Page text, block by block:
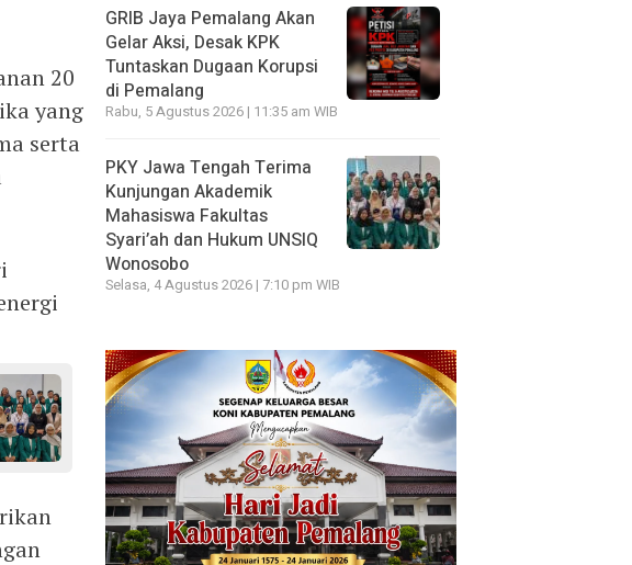
20
yang
serta
GRIB Jaya Pemalang Akan
Gelar Aksi, Desak KPK
Tuntaskan Dugaan Korupsi
di Pemalang
Rabu, 5 Agustus 2026 | 11:35 am WIB
PKY Jawa Tengah Terima
Kunjungan Akademik
Mahasiswa Fakultas
Syari’ah dan Hukum UNSIQ
Wonosobo
Selasa, 4 Agustus 2026 | 7:10 pm WIB